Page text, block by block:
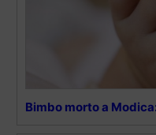
Bimbo morto a